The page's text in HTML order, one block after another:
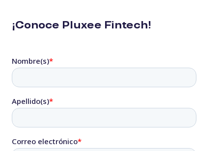
¡Conoce Pluxee Fintech!